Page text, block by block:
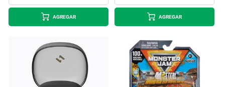
AGREGAR AGREGAR